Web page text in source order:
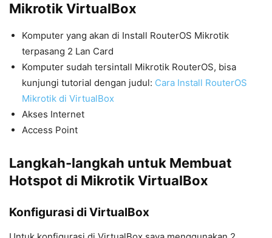
Mikrotik VirtualBox
Komputer yang akan di Install RouterOS Mikrotik
terpasang 2 Lan Card
Komputer sudah tersintall Mikrotik RouterOS, bisa
kunjungi tutorial dengan judul: Cara Install RouterOS
Mikrotik di VirtualBox
Akses Internet
Access Point
Langkah-langkah untuk Membuat
Hotspot di Mikrotik VirtualBox
Konfigurasi di VirtualBox